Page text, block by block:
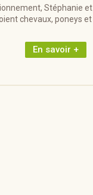
Stéphanie et
chevaux, poneys et
En savoir +